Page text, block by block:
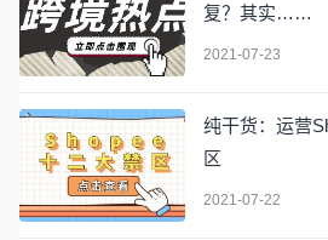
复？其实……
2021-07-23
纯干货：运营
区
2021-07-22